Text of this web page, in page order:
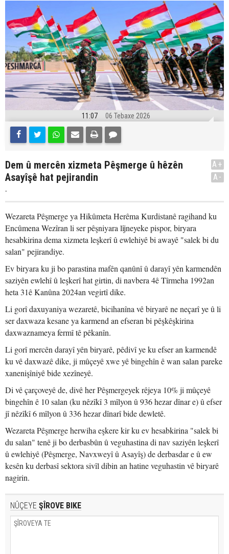
11:07 06 Tebaxe 2026
Dem û mercên xizmeta Pêşmerge û hêzên
Asayîşê hat pejirandin
.
A+
A-
Wezareta Pêşmerge ya Hikûmeta Herêma Kurdistanê ragihand ku
Encûmena Wezîran li ser pêşniyara lîjneyeke pispor, biryara
hesabkirina dema xizmeta leşkerî û ewlehiyê bi awayê "salek bi du
salan" pejirandiye.
Ev biryara ku ji bo parastina mafên qanûnî û darayî yên karmendên
saziyên ewlehî û leşkerî hat girtin, di navbera 4ê Tîrmeha 1992an
heta 31ê Kanûna 2024an vegirtî dike.
Li gorî daxuyaniya wezaretê, bicihanîna vê biryarê ne neçarî ye û li
ser daxwaza kesane ya karmend an efseran bi pêşkêşkirina
daxwaznameya fermî tê pêkanîn.
Li gorî mercên darayî yên biryarê, pêdivî ye ku efser an karmendê
ku vê daxwazê dike, ji mûçeyê xwe yê bingehîn ê wan salan pareke
xanenişîniyê bide xezîneyê.
Di vê çarçoveyê de, divê her Pêşmergeyek rêjeya 10% ji mûçeyê
bingehîn ê 10 salan (ku nêzîkî 3 mîlyon û 936 hezar dînar e) û efser
jî nêzîkî 6 mîlyon û 336 hezar dînarî bide dewletê.
Wezareta Pêşmerge herwiha eşkere kir ku ev hesabkirina "salek bi
du salan" tenê ji bo derbasbûn û veguhastina di nav saziyên leşkerî
û ewlehiyê (Pêşmerge, Navxweyî û Asayîş) de derbasdar e û ew
kesên ku derbasî sektora sivîl dibin an hatine veguhastin vê biryarê
nagirin.
NÛÇEYE ŞÎROVE BIKE